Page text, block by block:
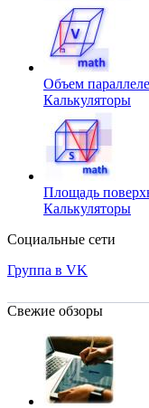
Объем
Калькуляторы
Площадь
Калькуляторы
Социальные сети
Группа в VK
Свежие обзоры